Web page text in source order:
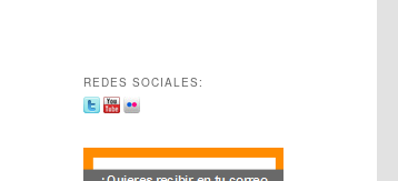
REDES SOCIALES: